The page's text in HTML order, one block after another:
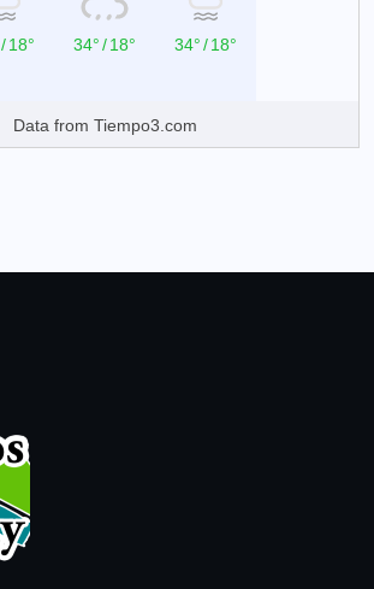
/18° 34°/18° 34°/18°
Data from Tiempo3.com